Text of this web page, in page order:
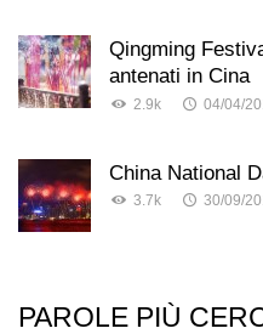
Qingming
antenati in Cina
2.9k 04/04/
China National
3.7k 30/09/
PAROLE PIÙ